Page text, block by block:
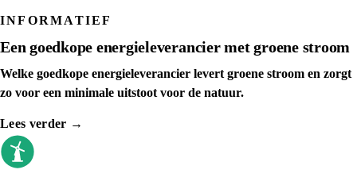
INFORMATIEF
Een goedkope energieleverancier met groene stroom
Welke goedkope energieleverancier levert groene stroom en zorgt
zo voor een minimale uitstoot voor de natuur.
Lees verder →